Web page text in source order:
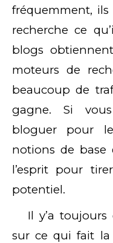
fréquemment,
recherche ce
blogs
moteurs de
beaucoup de
gagne. Si
bloguer pour
notions de base
l’esprit pour
potentiel.
Il y’a toujours
sur ce qui fait la